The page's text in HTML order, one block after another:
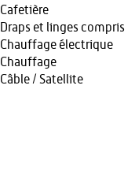
Cafetière
Draps et linges compris
Chauffage électrique
Chauffage
Câble / Satellite